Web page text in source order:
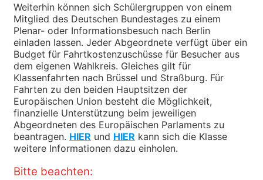
Weiterhin können sich Schülergruppen von einem
Mitglied des Deutschen Bundestages zu einem
Plenar- oder Informationsbesuch nach Berlin
einladen lassen. Jeder Abgeordnete verfügt über ein
Budget für Fahrtkostenzuschüsse für Besucher aus
dem eigenen Wahlkreis. Gleiches gilt für
Klassenfahrten nach Brüssel und Straßburg. Für
Fahrten zu den beiden Hauptsitzen der
Europäischen Union besteht die Möglichkeit,
finanzielle Unterstützung beim jeweiligen
Abgeordneten des Europäischen Parlaments zu
beantragen. HIER und HIER kann sich die Klasse
weitere Informationen dazu einholen.
Bitte beachten: